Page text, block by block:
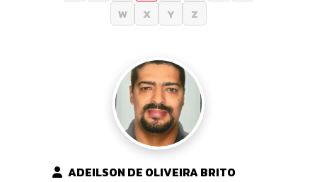
W
X Y Z
ADEILSON DE OLIVEIRA BRITO